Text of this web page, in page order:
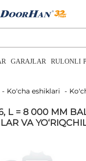
GARAJLAR RULONLI
Ko'cha eshiklari
L = 8 000 MM
VA